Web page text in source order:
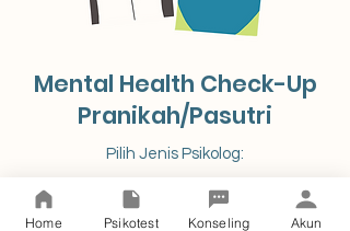
Mental Health Check-Up
Pranikah/Pasutri
Pilih Jenis Psikolog:
Psikolog Muda
Home Psikotest Konseling Akun